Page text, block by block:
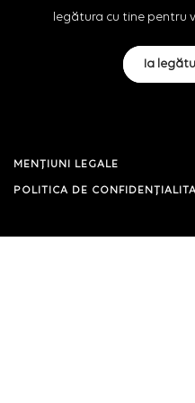
legătura cu tine pentru
Ia
MENȚIUNI LEGALE
POLITICA DE